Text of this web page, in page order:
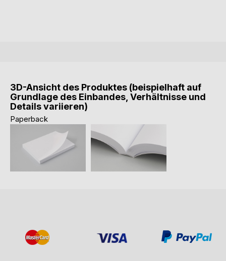
3D-Ansicht des Produktes (beispielhaft auf
Grundlage des Einbandes, Verhältnisse und
Details variieren)
Paperback